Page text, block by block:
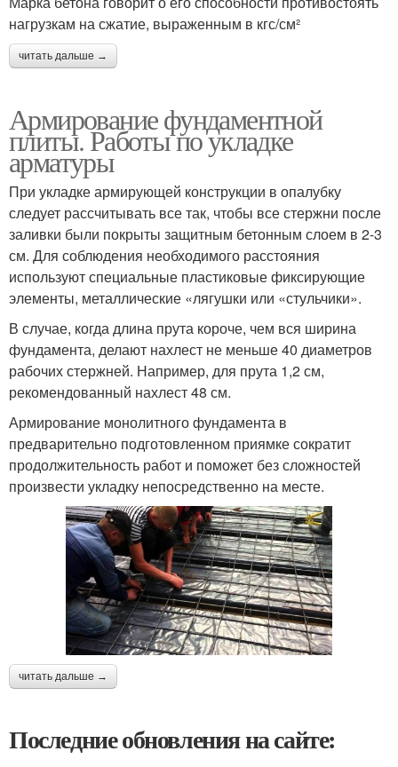
нагрузкам на сжатие, выраженным в кгс/см²
читать дальше →
Армирование фундаментной
плиты. Работы по укладке
арматуры
При укладке армирующей конструкции в опалубку
следует рассчитывать все так, чтобы все стержни после
заливки были покрыты защитным бетонным слоем в 2-3
см. Для соблюдения необходимого расстояния
используют специальные пластиковые фиксирующие
элементы, металлические «лягушки или «стульчики».
В случае, когда длина прута короче, чем вся ширина
фундамента, делают нахлест не меньше 40 диаметров
рабочих стержней. Например, для прута 1,2 см,
рекомендованный нахлест 48 см.
Армирование монолитного фундамента в
предварительно подготовленном приямке сократит
продолжительность работ и поможет без сложностей
произвести укладку непосредственно на месте.
читать дальше →
Последние обновления на сайте: